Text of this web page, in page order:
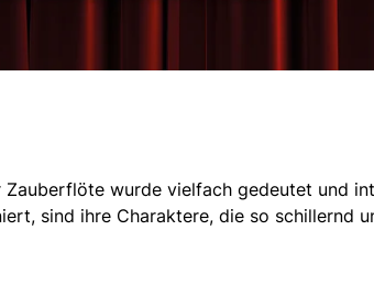
Zauberflöte wurde vielfach gedeutet und
sind ihre Charaktere, die so schillernd